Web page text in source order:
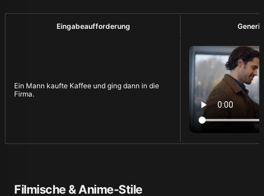
Eingabeaufforderung
Ein Mann kaufte Kaffee und ging dann in die
Firma.
Filmische & Anime-Stile